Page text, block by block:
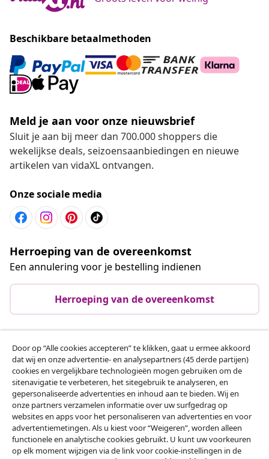
Beschikbare betaalmethoden
Meld je aan voor onze nieuwsbrief
Sluit je aan bij meer dan 700.000 shoppers die
wekelijkse deals, seizoensaanbiedingen en nieuwe
artikelen van vidaXL ontvangen.
Onze sociale media
Herroeping van de overeenkomst
Een annulering voor je bestelling indienen
Herroeping van de overeenkomst
Klantenservice
Zakelijk
vidaXL
Ontdek meer
Door op “Alle cookies accepteren” te klikken, gaat u ermee akkoord
dat wij en onze advertentie- en analysepartners (45 derde partijen)
cookies en vergelijkbare technologieën mogen gebruiken om de
sitenavigatie te verbeteren, het sitegebruik te analyseren, en
gepersonaliseerde advertenties en inhoud aan te bieden. Wij en
onze partners verzamelen informatie over uw surfgedrag op
websites en apps voor het personaliseren van advertenties en voor
advertentiemetingen. Als u kiest voor “Weigeren”, worden alleen
functionele en analytische cookies gebruikt. U kunt uw voorkeuren
op elk moment wijzigen via de link voor cookie-instellingen in de